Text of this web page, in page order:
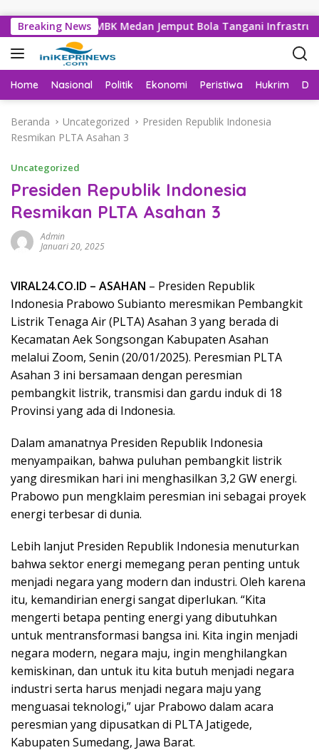
Breaking News
SDABMBK Medan Jemput Bola Tangani Infrastruktur
Home Nasional Politik Ekonomi Peristiwa Hukrim
Beranda Uncategorized
Presiden Republik Indonesia
Resmikan PLTA Asahan 3
Uncategorized
Presiden Republik Indonesia
Resmikan PLTA Asahan 3
Admin
Januari 20, 2025
VIRAL24.CO.ID – ASAHAN – Presiden Republik
Indonesia Prabowo Subianto meresmikan Pembangkit
Listrik Tenaga Air (PLTA) Asahan 3 yang berada di
Kecamatan Aek Songsongan Kabupaten Asahan
melalui Zoom, Senin (20/01/2025). Peresmian PLTA
Asahan 3 ini bersamaan dengan peresmian
pembangkit listrik, transmisi dan gardu induk di 18
Provinsi yang ada di Indonesia.
Dalam amanatnya Presiden Republik Indonesia
menyampaikan, bahwa puluhan pembangkit listrik
yang diresmikan hari ini menghasilkan 3,2 GW energi.
Prabowo pun mengklaim peresmian ini sebagai proyek
energi terbesar di dunia.
Lebih lanjut Presiden Republik Indonesia menuturkan
bahwa sektor energi memegang peran penting untuk
menjadi negara yang modern dan industri. Oleh karena
itu, kemandirian energi sangat diperlukan. “Kita
mengerti betapa penting energi yang dibutuhkan
untuk mentransformasi bangsa ini. Kita ingin menjadi
negara modern, negara maju, ingin menghilangkan
kemiskinan, dan untuk itu kita butuh menjadi negara
industri serta harus menjadi negara maju yang
menguasai teknologi,” ujar Prabowo dalam acara
peresmian yang dipusatkan di PLTA Jatigede,
Kabupaten Sumedang, Jawa Barat.